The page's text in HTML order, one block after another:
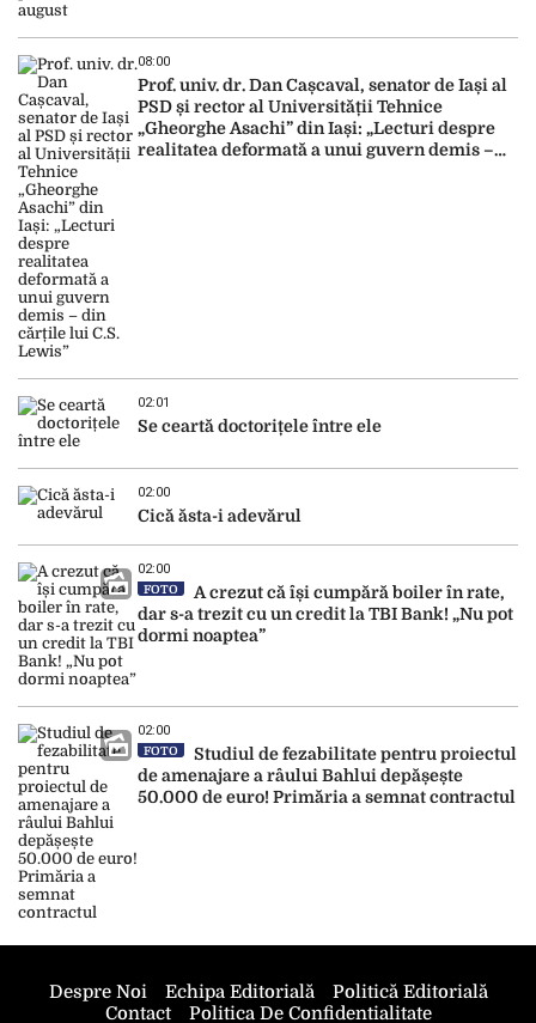
08:00
Prof. univ. dr. Dan Cașcaval, senator de Iași al
PSD și rector al Universității Tehnice
„Gheorghe Asachi” din Iași: „Lecturi despre
realitatea deformată a unui guvern demis –
02:01
Se ceartă doctorițele între ele
02:00
Cică ăsta-i adevărul
02:00
FOTO
A crezut că își cumpără boiler în rate,
dar s-a trezit cu un credit la TBI Bank! „Nu pot
dormi noaptea”
02:00
FOTO
Studiul de fezabilitate pentru proiectul
de amenajare a râului Bahlui depășește
50.000 de euro! Primăria a semnat contractul
Despre Noi Echipa Editorială
Politică Editorială
Contact
Politica De Confidentialitate